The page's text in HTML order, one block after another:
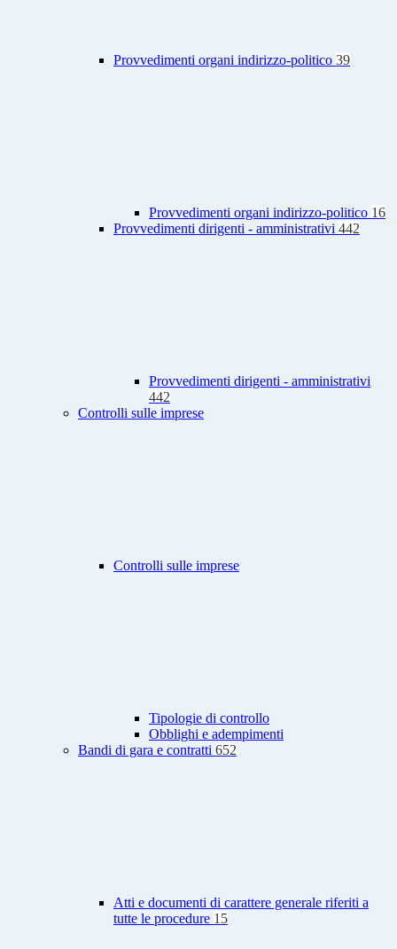
Provvedimenti organi indirizzo-politico 39
Provvedimenti organi indirizzo-politico 16
Provvedimenti dirigenti - amministrativi 442
Provvedimenti dirigenti - amministrativi
442
Controlli sulle imprese
Controlli sulle imprese
Tipologie di controllo
Obblighi e adempimenti
Bandi di gara e contratti 652
Atti e documenti di carattere generale riferiti a
tutte le procedure 15